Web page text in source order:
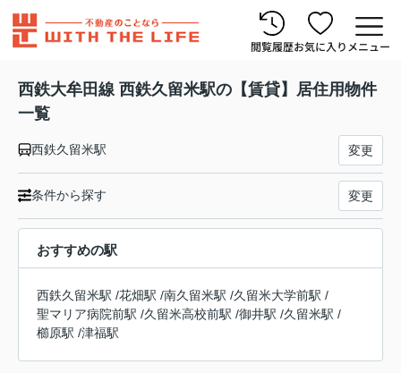
閲覧履歴お気に入り メニュー
西鉄大牟田線 西鉄久留米駅の【賃貸】居住用物件
一覧
西鉄久留米駅 変更
条件から探す 変更
おすすめの駅
西鉄久留米駅 /花畑駅 /南久留米駅 /久留米大学前駅 /
聖マリア病院前駅 /久留米高校前駅 /御井駅 /久留米駅 /
櫛原駅 /津福駅